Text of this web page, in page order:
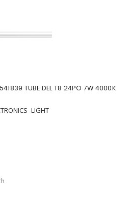
TUBE DEL T8 24PO 7W 4000K
-LIGHT